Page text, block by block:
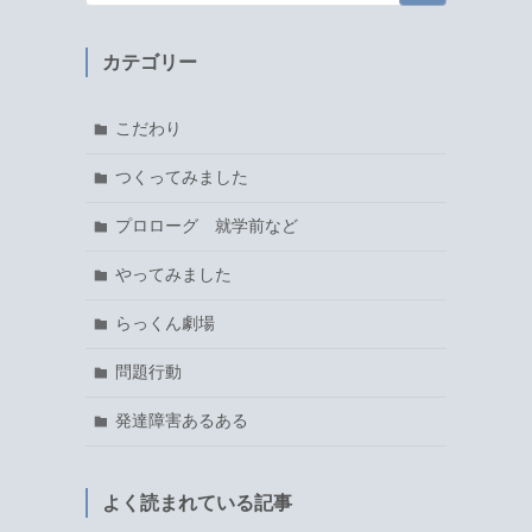
カテゴリー
こだわり
つくってみました
プロローグ 就学前など
やってみました
らっくん劇場
問題行動
発達障害あるある
よく読まれている記事